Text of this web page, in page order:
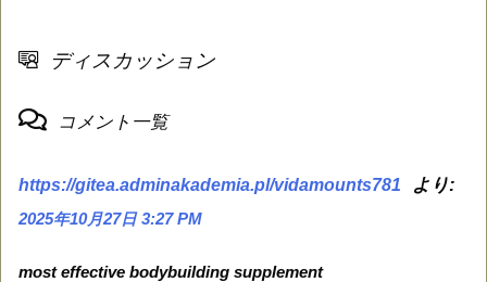
ディスカッション
コメント一覧
https://gitea.adminakademia.pl/vidamounts781 より:
2025年10月27日 3:27 PM
most effective bodybuilding supplement